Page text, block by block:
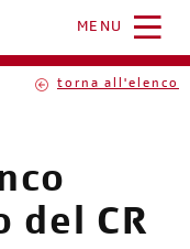
MENU
torna all'elenco
del CR